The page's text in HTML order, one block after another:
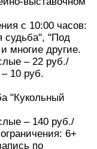
с 10:00 часов:
судьба", "Под
многие другие.
– 22 руб./
10 руб.
"Кукольный
– 140 руб./
6+
по